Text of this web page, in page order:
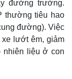
đường trường.
thường tiêu hao
đường). Việc
lướt êm, giảm
nhiên liệu ở con